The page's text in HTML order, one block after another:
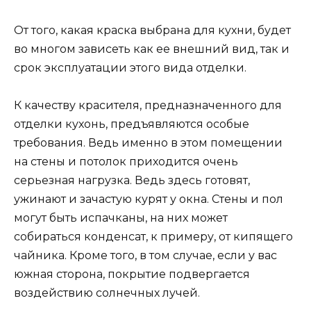
От того, какая краска выбрана для кухни, будет
во многом зависеть как ее внешний вид, так и
срок эксплуатации этого вида отделки.
К качеству красителя, предназначенного для
отделки кухонь, предъявляются особые
требования. Ведь именно в этом помещении
на стены и потолок приходится очень
серьезная нагрузка. Ведь здесь готовят,
ужинают и зачастую курят у окна. Стены и пол
могут быть испачканы, на них может
собираться конденсат, к примеру, от кипящего
чайника. Кроме того, в том случае, если у вас
южная сторона, покрытие подвергается
воздействию солнечных лучей.